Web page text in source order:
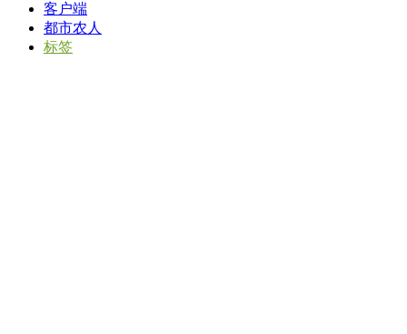
客户端
都市农人
标签